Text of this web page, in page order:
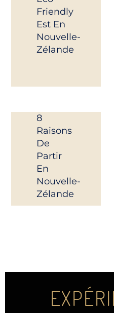
Friendly
Est En
Nouvelle-
Zélande
8
Raisons
De
Partir
En
Nouvelle-
Zélande